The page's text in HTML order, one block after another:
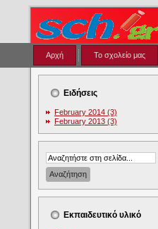
Αρχή Το σχολείο μας
Ειδήσεις
February 2014 (3)
February 2013 (3)
Εκπαιδευτικό υλικό